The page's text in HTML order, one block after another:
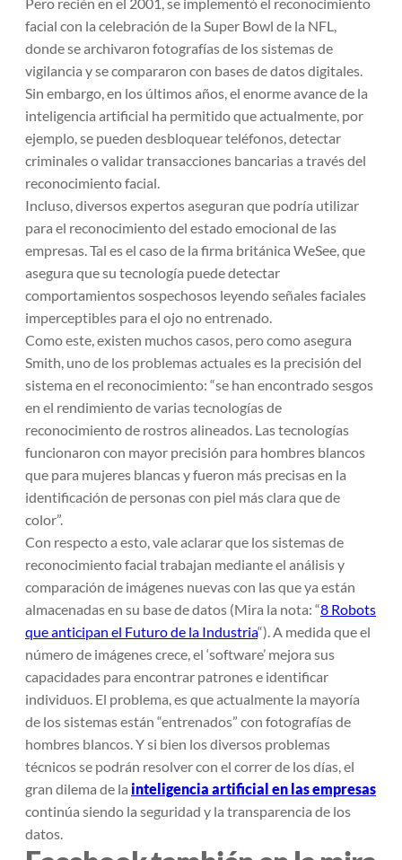
facial con la celebración de la Super Bowl de la NFL,
donde se archivaron fotografías de los sistemas de
vigilancia y se compararon con bases de datos digitales.
Sin embargo, en los últimos años, el enorme avance de la
inteligencia artificial ha permitido que actualmente, por
ejemplo, se pueden desbloquear teléfonos, detectar
criminales o validar transacciones bancarias a través del
reconocimiento facial.
Incluso, diversos expertos aseguran que podría utilizar
para el reconocimiento del estado emocional de las
empresas.Tal es el caso de la firma británica WeSee, que
asegura que su tecnología puede detectar
comportamientos sospechosos leyendo señales faciales
imperceptibles para el ojo no entrenado.
Como este, existen muchos casos, pero como asegura
Smith, uno de los problemas actuales es la precisión del
sistema en el reconocimiento: “se han encontrado sesgos
en el rendimiento de varias tecnologías de
reconocimiento de rostros alineados. Las tecnologías
funcionaron con mayor precisión para hombres blancos
que para mujeres blancas y fueron más precisas en la
identificación de personas con piel más clara que de
color”.
Con respecto a esto, vale aclarar que los sistemas de
reconocimiento facial trabajan mediante el análisis y
comparación de imágenes nuevas con las que ya están
almacenadas en su base de datos (Mira la nota: “8 Robots
que anticipan el Futuro de la Industria“).A medida que el
número de imágenes crece, el ‘software’ mejora sus
capacidades para encontrar patrones e identificar
individuos. El problema, es que actualmente la mayoría
de los sistemas están “entrenados” con fotografías de
hombres blancos.Y si bien los diversos problemas
técnicos se podrán resolver con el correr de los días, el
gran dilema de la inteligencia artificial en las empresas
continúa siendo la seguridad y la transparencia de los
datos.